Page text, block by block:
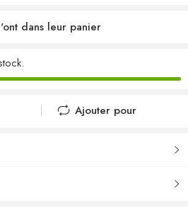
dans leur panier
Ajouter pour